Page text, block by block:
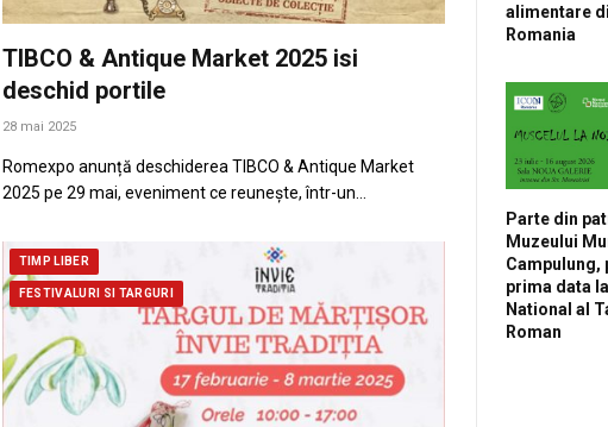
TIBCO & Antique Market 2025 isi
deschid portile
28 mai 2025
Romexpo anunță deschiderea TIBCO & Antique Market
2025 pe 29 mai, eveniment ce reunește, într-un…
TIMP LIBER
FESTIVALURI SI TARGURI
alimentare
Romania
Parte din
Muzeului
Campulung,
prima data
National al
Roman